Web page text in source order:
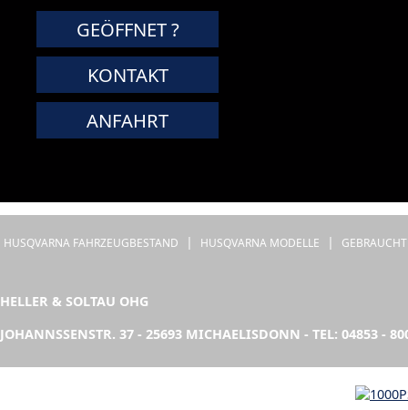
GEÖFFNET ?
KONTAKT
ANFAHRT
HUSQVARNA FAHRZEUGBESTAND | HUSQVARNA MODELLE |
HELLER & SOLTAU OHG
JOHANNSSENSTR. 37 - 25693 MICHAELISDONN - TEL: 04853 -